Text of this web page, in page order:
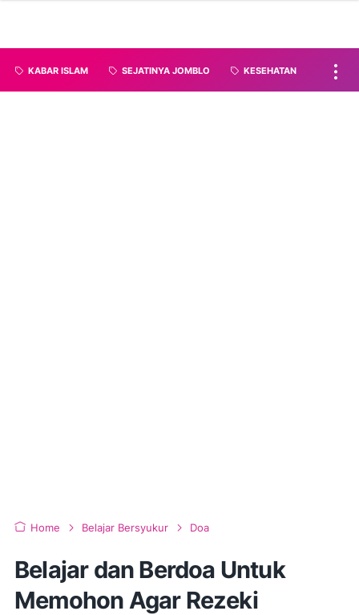
KABAR ISLAM SEJATINYA JOMBLO KESEHATAN
Home Belajar Bersyukur Doa
Belajar dan Berdoa Untuk
Memohon Agar Rezeki